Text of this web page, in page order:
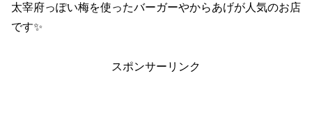
太宰府っぽい梅を使ったバーガーやからあげが人気のお店
です✨
スポンサーリンク